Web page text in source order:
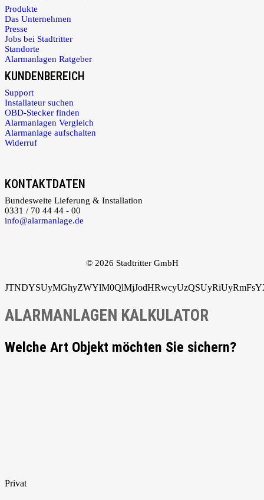
Produkte
Das Unternehmen
Presse
Jobs bei Stadtritter
Standorte
Alarmanlagen Ratgeber
KUNDENBEREICH
Support
Installateur suchen
OBD-Stecker finden
Alarmanlagen Vergleich
Alarmanlage aufschalten
Widerruf
KONTAKTDATEN
Bundesweite Lieferung & Installation
0331 / 70 44 44 - 00
info@alarmanlage.de
© 2026 Stadtritter GmbH
ALARMANLAGEN KALKULATOR
Welche Art Objekt möchten Sie sichern?
Privat